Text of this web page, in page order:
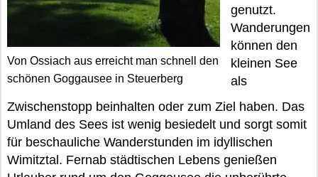
Von Ossiach aus erreicht man schnell den
schönen Goggausee in Steuerberg
genutzt.
Wanderungen
können den
kleinen See
als
Zwischenstopp beinhalten oder zum Ziel haben. Das
Umland des Sees ist wenig besiedelt und sorgt somit
für beschauliche Wanderstunden im idyllischen
Wimitztal. Fernab städtischen Lebens genießen